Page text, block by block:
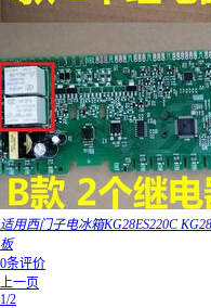
适用西门子电冰箱KG28ES220C
板
0条评价
上一页
1/2